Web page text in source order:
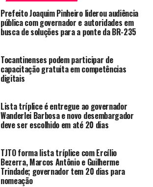
Prefeito Joaquim Pinheiro liderou audiência
pública com governador e autoridades em
busca de soluções para a ponte da BR-235
Tocantinenses podem participar de
capacitação gratuita em competências
digitais
Lista tríplice é entregue ao governador
Wanderlei Barbosa e novo desembargador
deve ser escolhido em até 20 dias
TJTO forma lista tríplice com Ercílio
Bezerra, Marcos Antônio e Guilherme
Trindade; governador tem 20 dias para
nomeação